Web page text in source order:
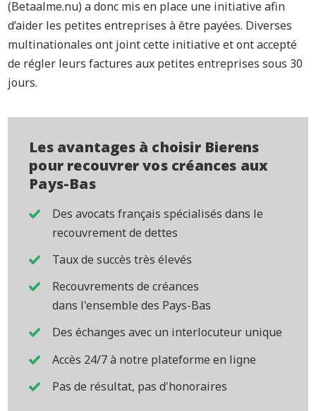
(Betaalme.nu) a donc mis en place une initiative afin
d’aider les petites entreprises à être payées. Diverses
multinationales ont joint cette initiative et ont accepté
de régler leurs factures aux petites entreprises sous 30
jours.
Les avantages à choisir Bierens
pour recouvrer vos créances aux
Pays-Bas
Des avocats français spécialisés dans le
recouvrement de dettes
Taux de succès très élevés
Recouvrements de créances
dans l'ensemble des Pays-Bas
Des échanges avec un interlocuteur unique
Accès 24/7 à notre plateforme en ligne
Pas de résultat, pas d'honoraires